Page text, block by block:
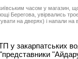
часом у магазин,
Берегова, увірвались
на дверях) і напали на
у закарпатських